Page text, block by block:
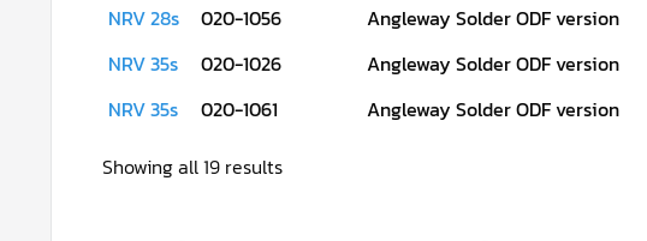
NRV 28s
020-1056 Angleway Solder ODF version
NRV 35s
020-1026 Angleway Solder ODF version
NRV 35s
020-1061 Angleway Solder ODF version
Showing all 19 resultsSorted